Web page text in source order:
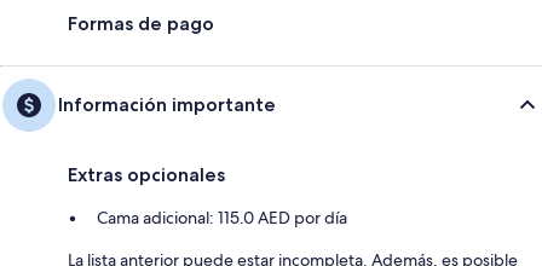
Formas de pago
Información importante
Extras opcionales
Cama adicional: 115.0 AED por día
La lista anterior puede estar incompleta. Además, es posible